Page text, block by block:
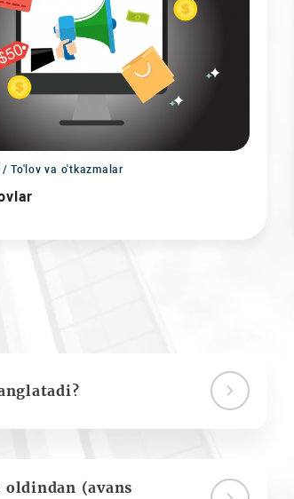
To'lov va o'tkazmalar
(avans